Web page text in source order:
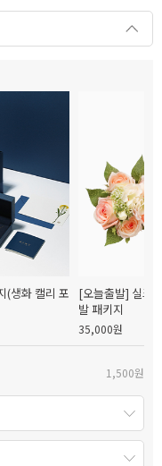
(생화 캘리 포
[오늘출발] 실크
발 패키지
35,000원
1,500원